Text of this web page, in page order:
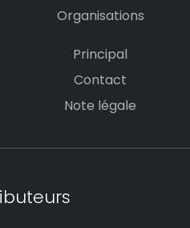
Organisations
Principal
Contact
Note légale